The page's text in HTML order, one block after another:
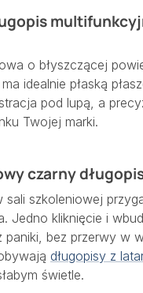
o błyszczącej
idealnie płaską
pod lupą, a
Twojej marki.
czarny
sali szkoleniowej
Jedno kliknięcie i
paniki, bez przerwy w
długopisy z
świetle.